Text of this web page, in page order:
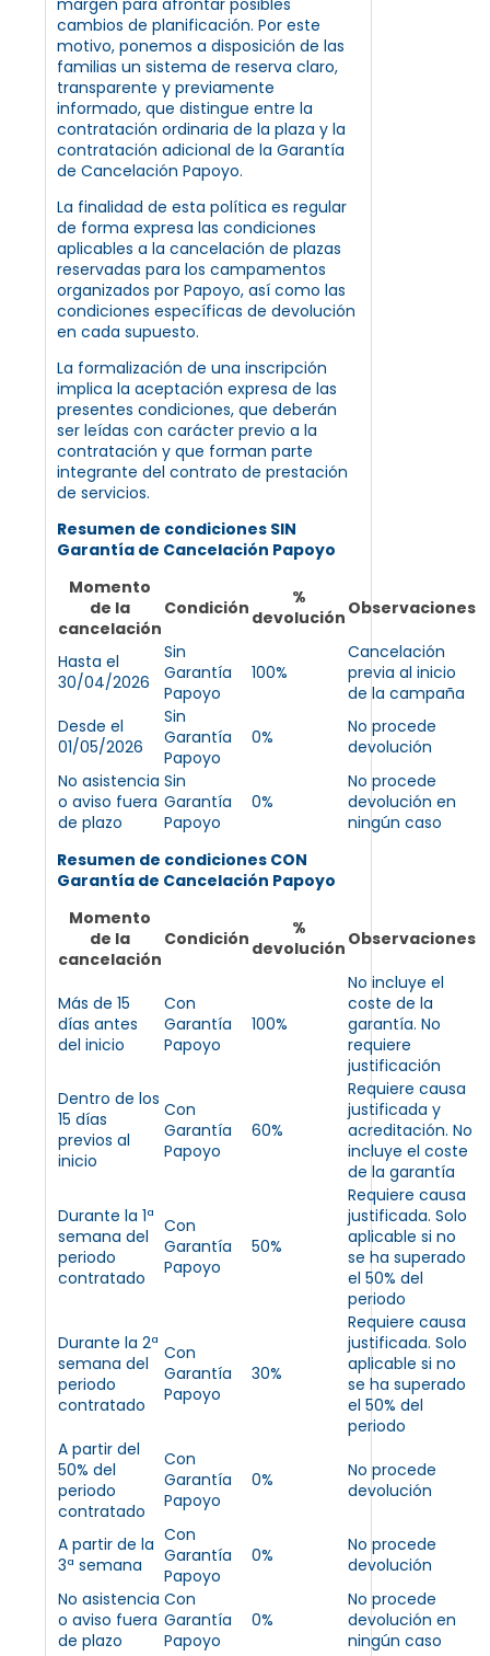
cambios de planificación. Por este
motivo, ponemos a disposición de las
familias un sistema de reserva claro,
transparente y previamente
informado, que distingue entre la
contratación ordinaria de la plaza y la
contratación adicional de la Garantía
de Cancelación Papoyo.
La finalidad de esta política es regular
de forma expresa las condiciones
aplicables a la cancelación de plazas
reservadas para los campamentos
organizados por Papoyo, así como las
condiciones específicas de devolución
en cada supuesto.
La formalización de una inscripción
implica la aceptación expresa de las
presentes condiciones, que deberán
ser leídas con carácter previo a la
contratación y que forman parte
integrante del contrato de prestación
de servicios.
Resumen de condiciones SIN
Garantía de Cancelación Papoyo
Momento
de la
cancelación
Condición
%
devolución Observaciones
Hasta el
30/04/2026
Sin
Garantía
Papoyo
100%
Cancelación
previa al inicio
de la campaña
Desde el
01/05/2026
Sin
Garantía
Papoyo
0%
No procede
devolución
No asistencia
o aviso fuera
de plazo
Sin
Garantía
Papoyo
0%
No procede
devolución en
ningún caso
Resumen de condiciones CON
Garantía de Cancelación Papoyo
Momento
de la
cancelación
Condición
%
devolución Observaciones
Más de 15
días antes
del inicio
Con
Garantía
Papoyo
100%
No incluye el
coste de la
garantía. No
requiere
justificación
Dentro de los
15 días
previos al
inicio
Con
Garantía
Papoyo
60%
Requiere causa
justificada y
acreditación. No
incluye el coste
de la garantía
Durante la 1ª
semana del
periodo
contratado
Con
Garantía
Papoyo
50%
Requiere causa
justificada. Solo
aplicable si no
se ha superado
el 50% del
periodo
Durante la 2ª
semana del
periodo
contratado
Con
Garantía
Papoyo
30%
Requiere causa
justificada. Solo
aplicable si no
se ha superado
el 50% del
periodo
A partir del
50% del
periodo
contratado
Con
Garantía
Papoyo
0%
No procede
devolución
A partir de la
3ª semana
Con
Garantía
Papoyo
0%
No procede
devolución
No asistencia
o aviso fuera
de plazo
Con
Garantía
Papoyo
0%
No procede
devolución en
ningún caso